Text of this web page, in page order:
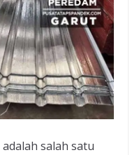
adalah salah satu